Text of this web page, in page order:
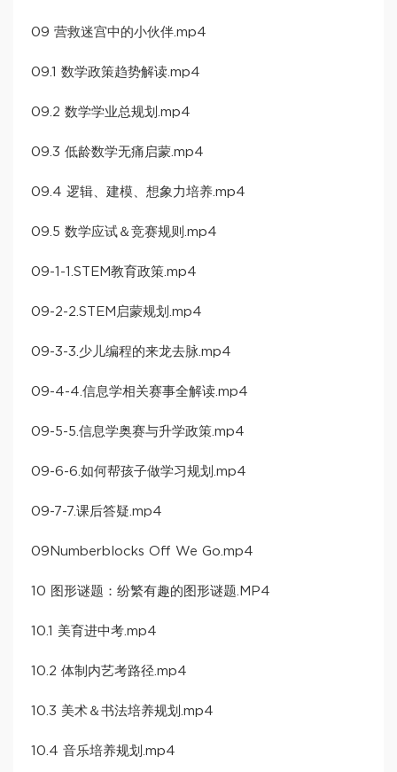
09 营救迷宫中的小伙伴.mp4
09.1 数学政策趋势解读.mp4
09.2 数学学业总规划.mp4
09.3 低龄数学无痛启蒙.mp4
09.4 逻辑、建模、想象力培养.mp4
09.5 数学应试＆竞赛规则.mp4
09-1-1.STEM教育政策.mp4
09-2-2.STEM启蒙规划.mp4
09-3-3.少儿编程的来龙去脉.mp4
09-4-4.信息学相关赛事全解读.mp4
09-5-5.信息学奥赛与升学政策.mp4
09-6-6.如何帮孩子做学习规划.mp4
09-7-7.课后答疑.mp4
09Numberblocks Off We Go.mp4
10 图形谜题：纷繁有趣的图形谜题.MP4
10.1 美育进中考.mp4
10.2 体制内艺考路径.mp4
10.3 美术＆书法培养规划.mp4
10.4 音乐培养规划.mp4